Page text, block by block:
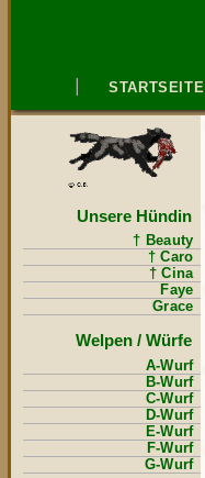
STARTSEITE
Unsere Hündin
† Beauty
† Caro
† Cina
Faye
Grace
Welpen / Würfe
A-Wurf
B-Wurf
C-Wurf
D-Wurf
E-Wurf
F-Wurf
G-Wurf